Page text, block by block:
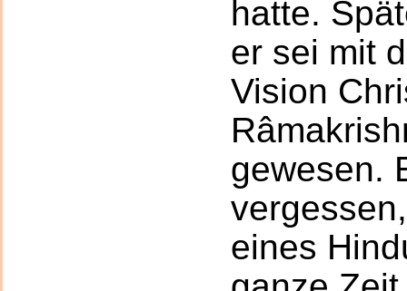
hatte.
er sei mit
Vision
gewesen.
eines